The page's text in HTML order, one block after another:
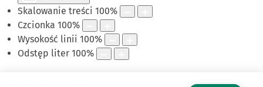
Skalowanie treści 100%
Czcionka 100%
Wysokość linii 100%
Odstęp liter 100%